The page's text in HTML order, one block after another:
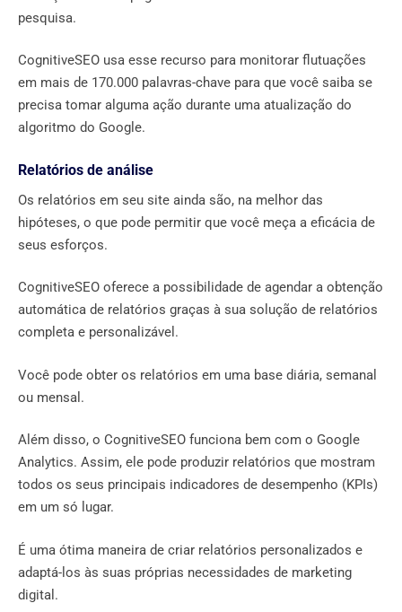
pesquisa.
CognitiveSEO usa esse recurso para monitorar flutuações
em mais de 170.000 palavras-chave para que você saiba se
precisa tomar alguma ação durante uma atualização do
algoritmo do Google.
Relatórios de análise
Os relatórios em seu site ainda são, na melhor das
hipóteses, o que pode permitir que você meça a eficácia de
seus esforços.
CognitiveSEO oferece a possibilidade de agendar a obtenção
automática de relatórios graças à sua solução de relatórios
completa e personalizável.
Você pode obter os relatórios em uma base diária, semanal
ou mensal.
Além disso, o CognitiveSEO funciona bem com o Google
Analytics. Assim, ele pode produzir relatórios que mostram
todos os seus principais indicadores de desempenho (KPIs)
em um só lugar.
É uma ótima maneira de criar relatórios personalizados e
adaptá-los às suas próprias necessidades de marketing
digital.